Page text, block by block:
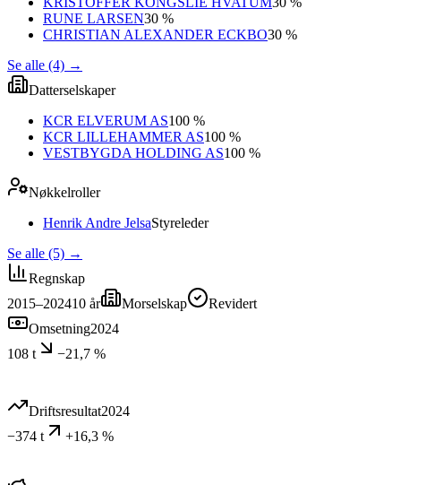
RUNE LARSEN30 %
CHRISTIAN ALEXANDER ECKBO30 %
Se alle (4) →
Datterselskaper
KCR ELVERUM AS100 %
KCR LILLEHAMMER AS100 %
VESTBYGDA HOLDING AS100 %
Nøkkelroller
Henrik Andre JelsaStyreleder
Se alle (5) →
Regnskap
2015–202410 år Morselskap
Revidert
Omsetning2024
108 t
−21,7 %
Driftsresultat2024
−374 t
+16,3 %